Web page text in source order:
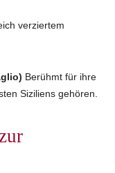
verziertem
Berühmt für ihre
Siziliens gehören.